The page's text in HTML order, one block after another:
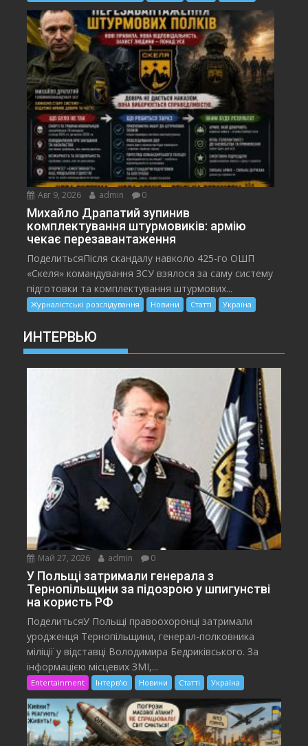
Авг 9, 2026 admin 0
Михайло Драпатий зупинив
комплектування штурмовиків: армію
чекає перезавантаження
ПоделитьсяПісля скандалу навколо 425-го ОШП
«Скеля» командування ЗСУ взялося за саму систему
підготовки та комплектування штурмових...
Журналістські розслідування Новини Статті Україна
ИНТЕРВЬЮ
Май 27, 2026 admin 0
У Польщі затримали генерала з
Тернопільщини за підозрою у шпигунстві
на користь РФ
ПоделитьсяУ Польщі правоохоронці затримали
уродженця Тернопільщини, генерал-полковника
міліції у відставці Володимира Бедриківського. За
інформацією місцевих ЗМІ,...
Entertainment Інтерв'ю Новини Статті Україна